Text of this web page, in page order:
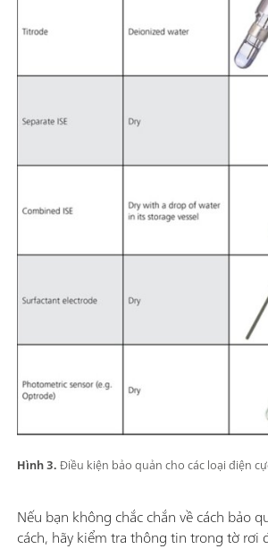
Hình 3.Điều kiện bảo quản cho các loại điện
Nếu bạn không chắc chắn về cách bảo
cách, hãy kiểm tra thông tin trong tờ rơi